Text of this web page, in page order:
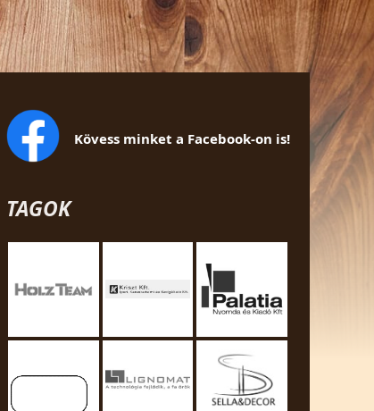
Kövess minket a Facebook-on is!
TAGOK